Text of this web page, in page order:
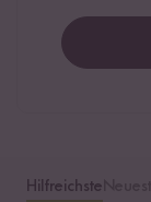
Hilfreichste